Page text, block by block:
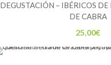
DEGUSTACIÓN – IBÉRICOS DE
DE CABRA
25,00€